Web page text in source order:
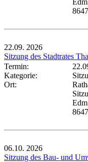
22.09. 2026
Sitzung des Stadtrates
Termin:
Kategorie:
Ort:
06.10. 2026
Sitzung des Bau- und